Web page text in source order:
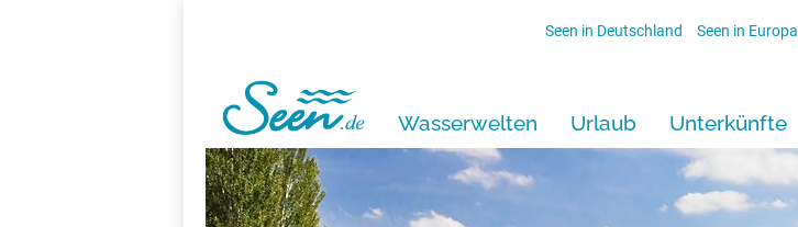
Seen in Deutschland Seen in Europa
Wasserwelten Urlaub Unterkünfte